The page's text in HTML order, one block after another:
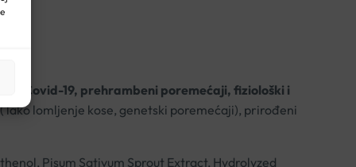
Covid-19, prehrambeni poremećaji, fiziološki i
lomljenje kose, genetski poremećaji), prirođeni
Pisum Sativum Sprout Extract, Hydrolyzed